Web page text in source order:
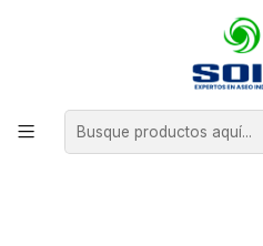
EQUIPAMIENTO
CARRO PLATAFORMA